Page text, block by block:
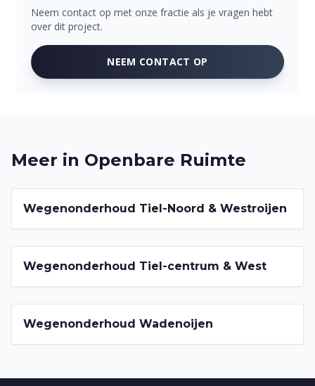
Neem contact op met onze fractie als je vragen hebt
over dit project.
NEEM CONTACT OP
Meer in Openbare Ruimte
2022-2026
Wegenonderhoud Tiel-Noord & Westroijen
2022-2026
Wegenonderhoud Tiel-centrum & West
2022-2026
Wegenonderhoud Wadenoijen